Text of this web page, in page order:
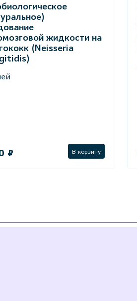
жидкости на
(Neisseria
₽ В корзину